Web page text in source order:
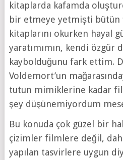
kitaplarda kafamda
bir etmeye yetmişti
kitaplarını okurken hayal
yaratımımın, kendi özgür
kaybolduğunu fark ettim.
Voldemort’un
tutun mimiklerine kadar
şey düşünemiyordum
Bu konuda çok güzel bir
çizimler filmlere değil,
yapılan tasvirlere uygun